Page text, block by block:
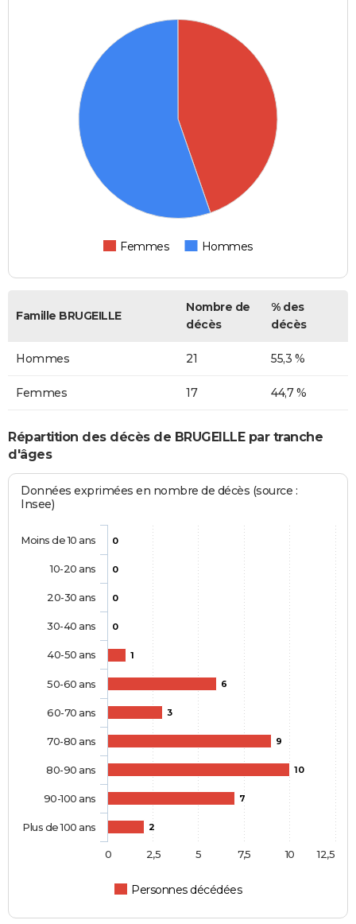
Femmes Hommes
Famille BRUGEILLE
Nombre de
décès
% des
décès
Hommes 21 55,3 %
Femmes 17 44,7 %
Répartition des décès de BRUGEILLE par tranche
d'âges
Données exprimées en nombre de décès (source :
Insee)
0
0
0
0
1
6
3
9
10
7
2
Personnes décédées
Moins de 10 ans
10-20 ans
20-30 ans
30-40 ans
40-50 ans
50-60 ans
60-70 ans
70-80 ans
80-90 ans
90-100 ans
Plus de 100 ans
0 10
2,5 5 7,5 12,5